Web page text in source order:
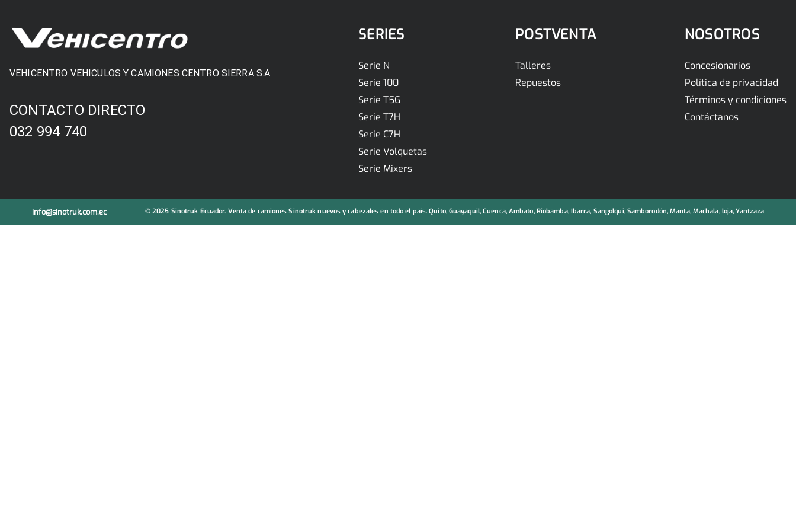
VEHICENTRO VEHICULOS Y CAMIONES CENTRO SIERRA S.A
CONTACTO DIRECTO
032 994 740
SERIES
Serie N
Serie 100
Serie T5G
Serie T7H
Serie C7H
Serie Volquetas
Serie Mixers
POSTVENTA
Talleres
Repuestos
NOSOTROS
Concesionarios
Política de privacidad
Términos y condiciones
Contáctanos
info@sinotruk.com.ec © 2025 Sinotruk Ecuador. Venta de camiones Sinotruk nuevos y cabezales en todo el país. Quito, Guayaquil, Cuenca, Ambato, Riobamba, Ibarra, Sangolqui, Samborodón, Manta, Machala, loja, Yantzaza